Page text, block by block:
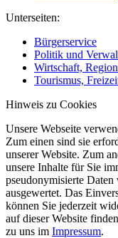
Unterseiten:
Bürgerservice
Politik und
Wirtschaft,
Tourismus,
Hinweis zu Cookies
Unsere Webseite
Zum einen sind sie
unserer Website. Zum
unsere Inhalte für Sie
pseudonymisierte Daten
ausgewertet. Das
können Sie jederzeit
auf dieser Website
zu uns im Impressum.